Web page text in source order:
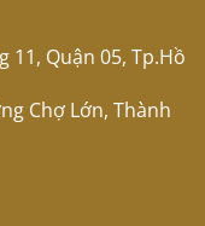
11, Quận 05, Tp.Hồ
Chợ Lớn, Thành